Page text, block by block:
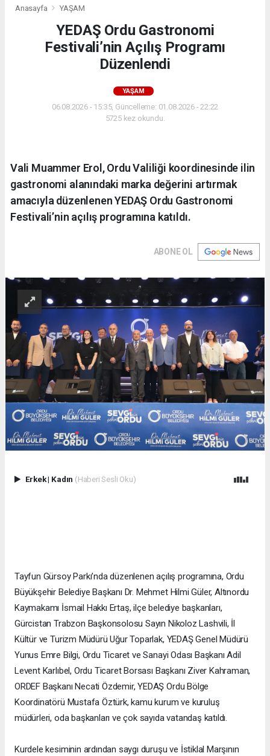
Anasayfa YAŞAM
YEDAŞ Ordu Gastronomi
Festivali’nin Açılış Programı
Düzenlendi
YAŞAM
06.08.2026 - 15:35, Güncelleme: 01.08.2026 - 22:22
5725 kez okundu.
Vali Muammer Erol, Ordu Valiliği koordinesinde ilin
gastronomi alanındaki marka değerini artırmak
amacıyla düzenlenen YEDAŞ Ordu Gastronomi
Festivali’nin açılış programına katıldı.
ABONE OL
Erkek| Kadın (Haberi Sesli Oku)
Tayfun Gürsoy Parkı’nda düzenlenen açılış programına, Ordu
Büyükşehir Belediye Başkanı Dr. Mehmet Hilmi Güler, Altınordu
Kaymakamı İsmail Hakkı Ertaş, ilçe belediye başkanları,
Gürcistan Trabzon Başkonsolosu Sayın Nikoloz Lashvili, İl
Kültür ve Turizm Müdürü Uğur Toparlak, YEDAŞ Genel Müdürü
Yunus Emre Bilgi, Ordu Ticaret ve Sanayi Odası Başkanı Adil
Levent Karlıbel, Ordu Ticaret Borsası Başkanı Ziver Kahraman,
ORDEF Başkanı Necati Özdemir, YEDAŞ Ordu Bölge
Koordinatörü Mustafa Öztürk, kamu kurum ve kuruluş
müdürleri, oda başkanları ve çok sayıda vatandaş katıldı.
Kurdele kesiminin ardından saygı duruşu ve İstiklal Marşının